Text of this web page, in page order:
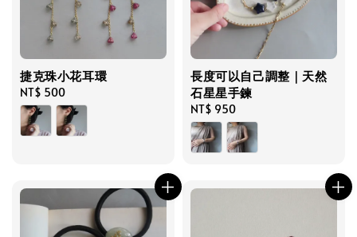
捷克珠小花耳環
Regular
price
NT$ 500
長度可以自己調整｜天然
石星星手鍊
Regular
price
NT$ 950